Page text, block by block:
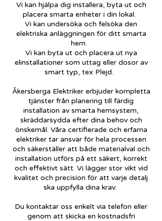
Vi kan hjälpa dig installera, byta ut och
placera smarta enheter i din lokal.
Vi kan undersöka och felsöka den
elektriska anläggningen för ditt smarta
hem.
Vi kan byta ut och placera ut nya
elinstallationer som uttag eller dosor av
smart typ, tex Plejd.
Åkersberga Elektriker erbjuder kompletta
tjänster från planering till färdig
installation av smarta hemsystem,
skräddarsydda efter dina behov och
önskemål. Våra certifierade och erfarna
elektriker tar ansvar för hela processen
och säkerställer att både materialval och
installation utförs på ett säkert, korrekt
och effektivt sätt. Vi lägger stor vikt vid
kvalitet och precision för att varje detalj
ska uppfylla dina krav.
Du kontaktar oss enkelt via telefon eller
genom att skicka en kostnadsfri